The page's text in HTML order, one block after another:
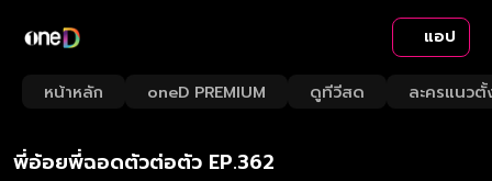
แอป
หน้าหลัก oneD PREMIUM ดูทีวีสด ละครแนวตั้
Loaded:
4.26%
Rate
พี่อ้อยพี่ฉอดตัวต่อตัว EP.362